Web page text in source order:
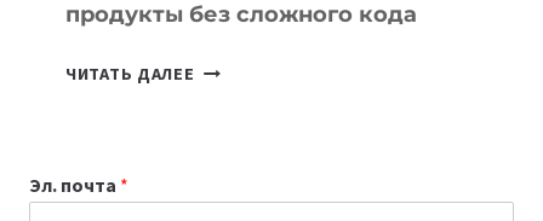
продукты без сложного кода
ЧИТАТЬ ДАЛЕЕ
Эл. почта *